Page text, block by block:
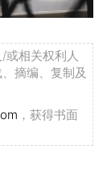
或相关权利人
摘编、复制及
，获得书面